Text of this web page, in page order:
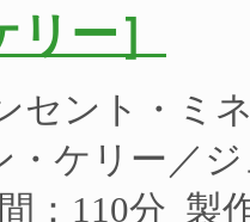
ー］
セント・ミ
・ケリー／
：110分 製